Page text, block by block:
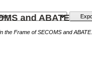
and ABATE
the Frame of SECOMS and ABATE.